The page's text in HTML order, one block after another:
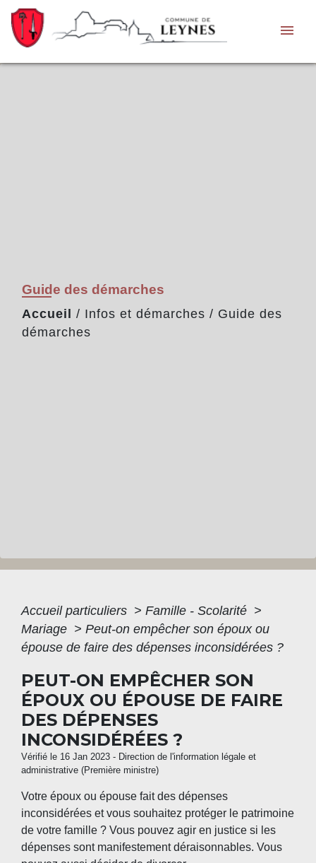
menu
Guide des démarches
Accueil / Infos et démarches / Guide des
démarches
Accueil particuliers > Famille - Scolarité >
Mariage > Peut-on empêcher son époux ou
épouse de faire des dépenses inconsidérées ?
PEUT-ON EMPÊCHER SON
ÉPOUX OU ÉPOUSE DE FAIRE
DES DÉPENSES
INCONSIDÉRÉES ?
Vérifié le 16 Jan 2023 - Direction de l'information légale et
administrative (Première ministre)
Votre époux ou épouse fait des dépenses
inconsidérées et vous souhaitez protéger le patrimoine
de votre famille ? Vous pouvez agir en justice si les
dépenses sont manifestement déraisonnables. Vous